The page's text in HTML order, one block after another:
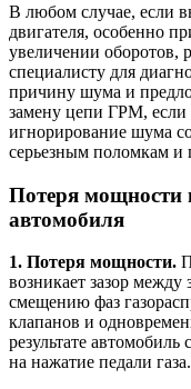
В любом случае, если
двигателя, особенно
увеличении оборотов,
специалисту для
причину шума и
замену цепи ГРМ, если
игнорирование шума
серьезным поломкам и
Потеря мощности
автомобиля
1. Потеря мощности.
возникает зазор
смещению фаз
клапанов и
результате
на нажатие педали газа.